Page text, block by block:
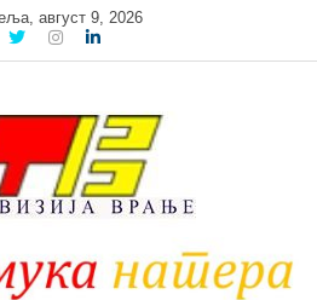
август 9, 2026